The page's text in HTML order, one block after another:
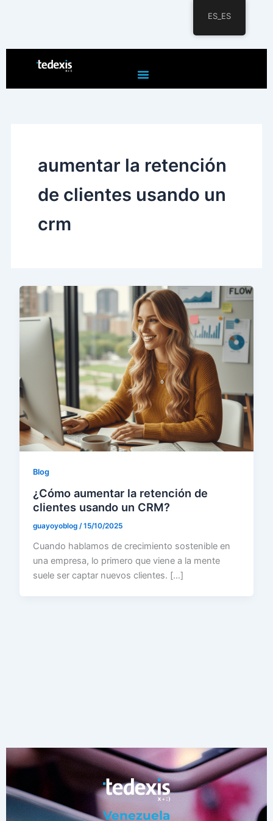
aumentar la retención
de clientes usando un
crm
Blog
¿Cómo aumentar la retención de
clientes usando un CRM?
guayoyoblog/15/10/2025
Cuando hablamos de crecimiento sostenible en
una empresa, lo primero que viene a la mente
suele ser captar nuevos clientes. […]
Venezuela
ES_ES